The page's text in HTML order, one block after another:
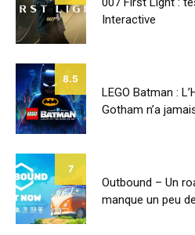
Interactive
8.5
LEGO Batman :
Gotham n’a
7
Outbound – Un
manque un peu